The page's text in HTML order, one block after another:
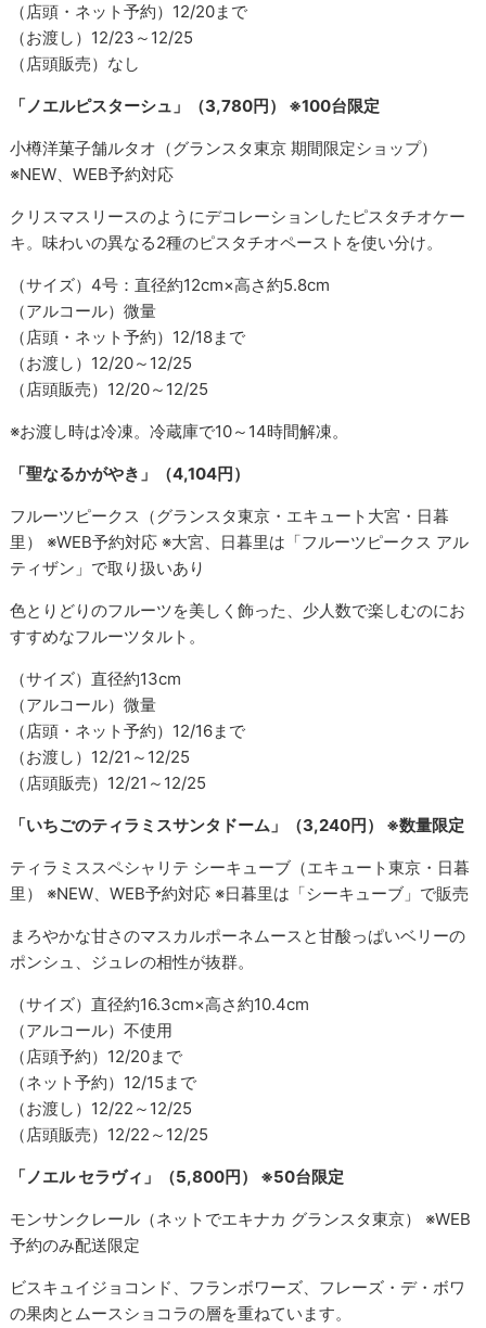
（店頭・ネット予約）12/20まで
（お渡し）12/23～12/25
（店頭販売）なし
「ノエルピスターシュ」（3,780円） ※100台限定
小樽洋菓子舗ルタオ（グランスタ東京 期間限定ショップ）
※NEW、WEB予約対応
クリスマスリースのようにデコレーションしたピスタチオケー
キ。味わいの異なる2種のピスタチオペーストを使い分け。
（サイズ）4号：直径約12cm×高さ約5.8cm
（アルコール）微量
（店頭・ネット予約）12/18まで
（お渡し）12/20～12/25
（店頭販売）12/20～12/25
※お渡し時は冷凍。冷蔵庫で10～14時間解凍。
「聖なるかがやき」（4,104円）
フルーツピークス（グランスタ東京・エキュート大宮・日暮
里） ※WEB予約対応 ※大宮、日暮里は「フルーツピークス アル
ティザン」で取り扱いあり
色とりどりのフルーツを美しく飾った、少人数で楽しむのにお
すすめなフルーツタルト。
（サイズ）直径約13cm
（アルコール）微量
（店頭・ネット予約）12/16まで
（お渡し）12/21～12/25
（店頭販売）12/21～12/25
「いちごのティラミスサンタドーム」（3,240円） ※数量限定
ティラミススペシャリテ シーキューブ（エキュート東京・日暮
里） ※NEW、WEB予約対応 ※日暮里は「シーキューブ」で販売
まろやかな甘さのマスカルポーネムースと甘酸っぱいベリーの
ポンシュ、ジュレの相性が抜群。
（サイズ）直径約16.3cm×高さ約10.4cm
（アルコール）不使用
（店頭予約）12/20まで
（ネット予約）12/15まで
（お渡し）12/22～12/25
（店頭販売）12/22～12/25
「ノエル セラヴィ」（5,800円） ※50台限定
モンサンクレール（ネットでエキナカ グランスタ東京） ※WEB
予約のみ配送限定
ビスキュイジョコンド、フランボワーズ、フレーズ・デ・ボワ
の果肉とムースショコラの層を重ねています。